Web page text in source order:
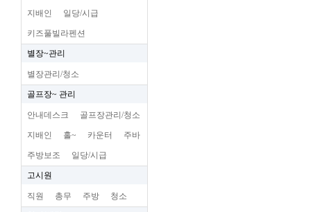
지배인 일당/시급
키즈풀빌라펜션
별장~관리
별장관리/청소
골프장~ 관리
안내데스크 골프장관리/청소
지배인 홀~ 카운터 주바
주방보조 일당/시급
고시원
직원 총무 주방 청소